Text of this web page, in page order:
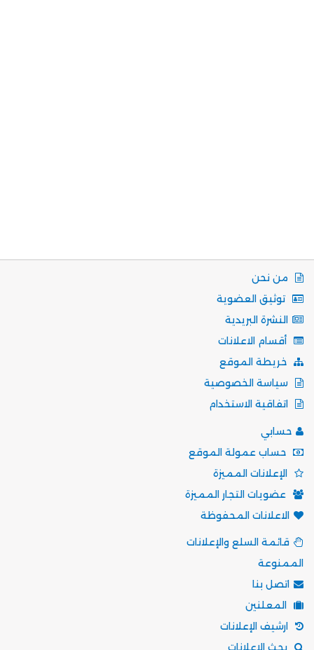
من نحن
توثيق العضوية
النشرة البريدية
أقسام الاعلانات
خريطة الموقع
سياسة الخصوصية
اتفاقية الاستخدام
حسابي
حساب عمولة الموقع
الإعلانات المميزة
عضويات التجار المميزة
الاعلانات المحفوظة
قائمة السلع والإعلانات
الممنوعة
اتصل بنا
المعلنين
ارشيف الإعلانات
بحث الاعلانات